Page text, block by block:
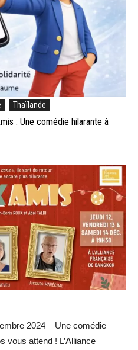
Thaïlande
: Une comédie hilarante à
2024 – Une comédie
vous attend ! L’Alliance